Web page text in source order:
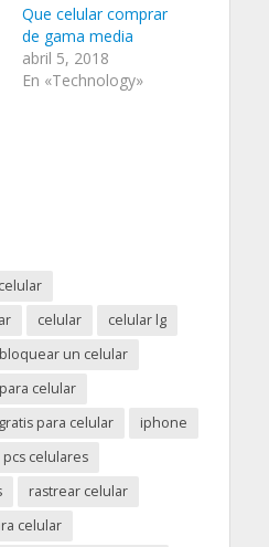
Que celular comprar
de gama media
abril 5, 2018
En «Technology»
celular
celular lg
un celular
celular
para celular
iphone
celulares
rastrear celular
celular